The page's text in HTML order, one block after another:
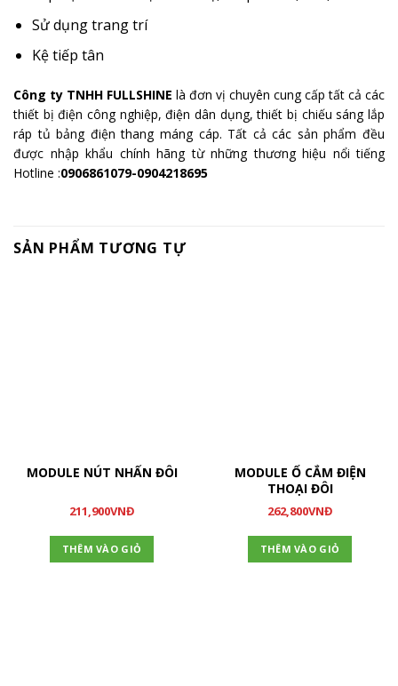
Sử dụng trang trí
Kệ tiếp tân
Công ty TNHH FULLSHINE là đơn vị chuyên cung cấp tất cả các
thiết bị điện công nghiệp, điện dân dụng, thiết bị chiếu sáng lắp
ráp tủ bảng điện thang máng cáp. Tất cả các sản phẩm đều
được nhập khẩu chính hãng từ những thương hiệu nổi tiếng
Hotline :0906861079-0904218695
SẢN PHẨM TƯƠNG TỰ
MODULE NÚT NHẤN ĐÔI
211,900VNĐ
THÊM VÀO GIỎ
MODULE Ổ CẮM ĐIỆN
THOẠI ĐÔI
262,800VNĐ
THÊM VÀO GIỎ